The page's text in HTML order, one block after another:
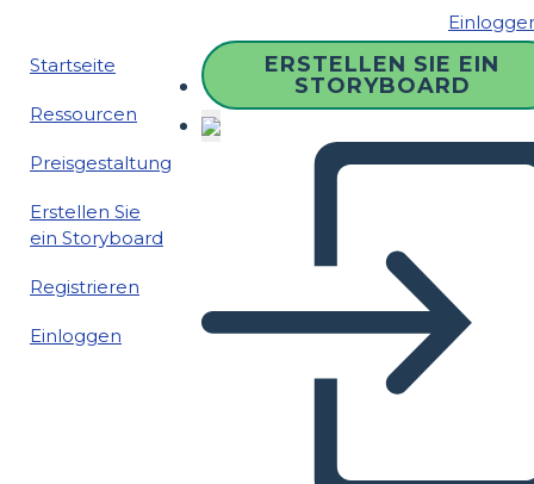
Startseite
Ressourcen
Preisgestaltung
Erstellen Sie
ein Storyboard
Registrieren
Einloggen
ERSTELLEN SIE EIN
STORYBOARD